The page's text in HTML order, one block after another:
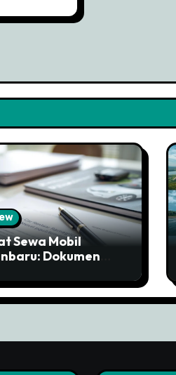
Sewa Mobil
Dokumen